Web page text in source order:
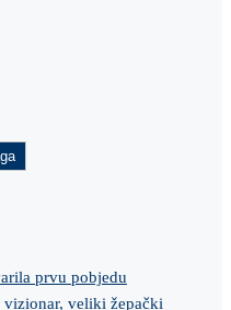
prvu pobjedu
veliki žepački